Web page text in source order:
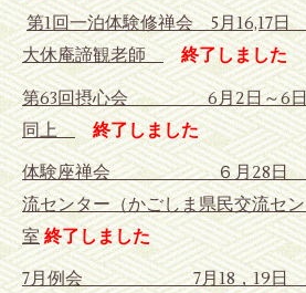
第1回一泊体験修禅会 5
大休庵諦観老師
終了しました
第63回摂心会 6月2
同上
終了しました
体験座禅会 ６月28日
流センター（かごしま県民交流セ
室 終了しました
7月例会 7月18，19